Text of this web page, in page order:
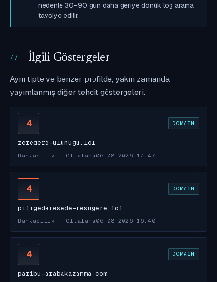
nedenle 30–90 gün daha geriye dönük log arama
tavsiye edilir.
İlgili Göstergeler
Aynı tipte ve benzer profilde, yakın zamanda
yayımlanmış diğer tehdit göstergeleri.
4 DOMAIN
zeredere-uluhugu.lol
Bankacılık - Oltalama 06.08.2026 17:47
4 DOMAIN
piligederesede-resugere.lol
Bankacılık - Oltalama 06.08.2026 16:40
4 DOMAIN
paribu-arabakazanma.com